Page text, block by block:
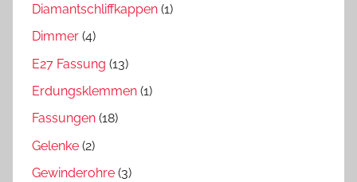
Diamantschliffkappen (1)
Dimmer (4)
E27 Fassung (13)
Erdungsklemmen (1)
Fassungen (18)
Gelenke (2)
Gewinderohre (3)